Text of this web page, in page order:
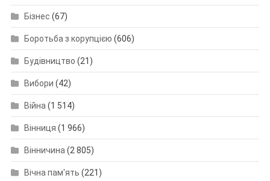
Бізнес (67)
Боротьба з корупцією (606)
Будівництво (21)
Вибори (42)
Війна (1 514)
Вінниця (1 966)
Вінничина (2 805)
Вічна пам'ять (221)